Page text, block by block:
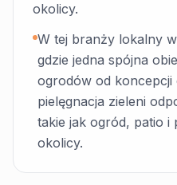
okolicy.
W tej branży lokalny
gdzie jedna spójna
ogrodów od koncepcji
pielęgnacja zieleni
takie jak ogród, patio i
okolicy.